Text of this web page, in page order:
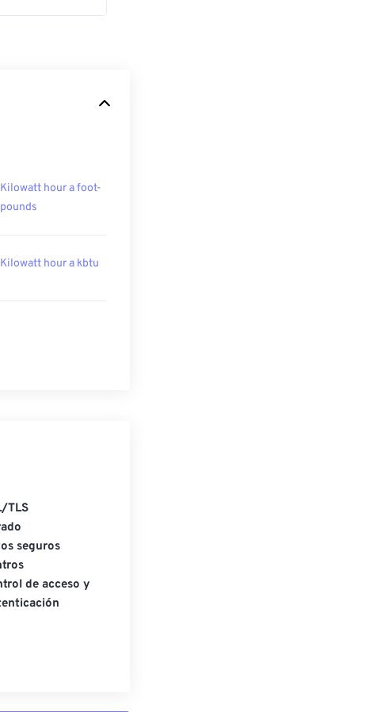
Kilowatt hour a foot-
pounds
Kilowatt hour a kbtu
TLS
seguros
de acceso y